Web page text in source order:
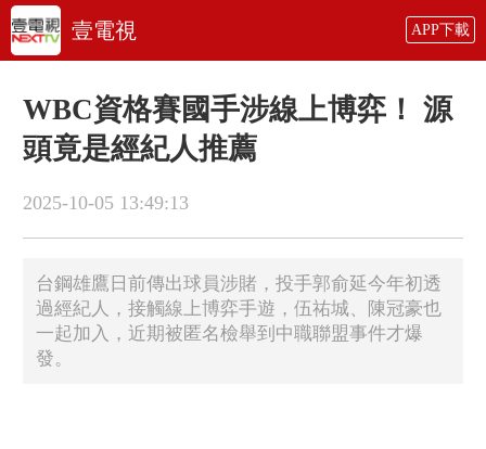
壹電視 APP下載
WBC資格賽國手涉線上博弈！ 源
頭竟是經紀人推薦
2025-10-05 13:49:13
台鋼雄鷹日前傳出球員涉賭，投手郭俞延今年初透
過經紀人，接觸線上博弈手遊，伍祐城、陳冠豪也
一起加入，近期被匿名檢舉到中職聯盟事件才爆
發。